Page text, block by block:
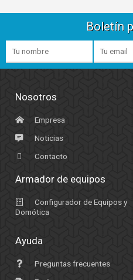
Boletín
Nosotros
Empresa
Noticias
Contacto
Armador de equipos
Configurador de Equipos y
Domótica
Ayuda
Preguntas frecuentes